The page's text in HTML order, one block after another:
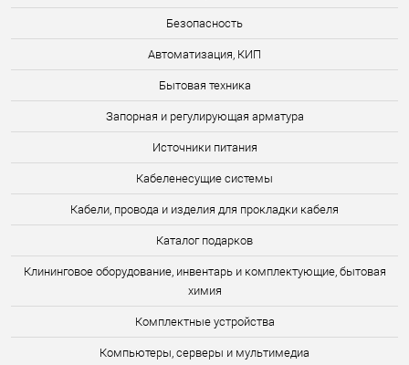
Безопасность
Автоматизация, КИП
Бытовая техника
Запорная и регулирующая арматура
Источники питания
Кабеленесущие системы
Кабели, провода и изделия для прокладки кабеля
Каталог подарков
Клининговое оборудование, инвентарь и комплектующие, бытовая
химия
Комплектные устройства
Компьютеры, серверы и мультимедиа